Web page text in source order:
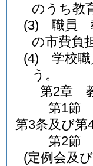
のうち教
(3)
職員
の市費負
(4)
学校
う。
第2章
第1節
第3条及び第
第2節
(定例会及